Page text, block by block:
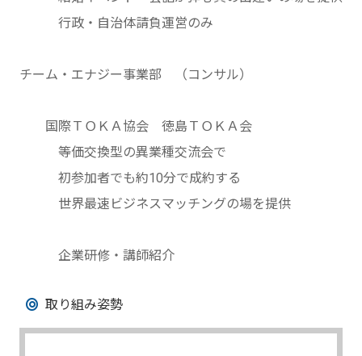
行政・自治体請負運営のみ
チーム・エナジー事業部 （コンサル）
国際ＴＯＫＡ協会 徳島ＴＯＫＡ会
等価交換型の異業種交流会で
初参加者でも約10分で成約する
世界最速ビジネスマッチングの場を提供
企業研修・講師紹介
取り組み姿勢